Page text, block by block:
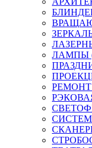
ЛАМПЫ
РЕМОНТ